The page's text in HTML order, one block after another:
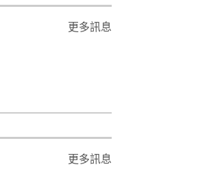
更多訊息
更多訊息